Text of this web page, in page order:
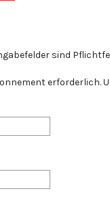
sind
erforderlich.